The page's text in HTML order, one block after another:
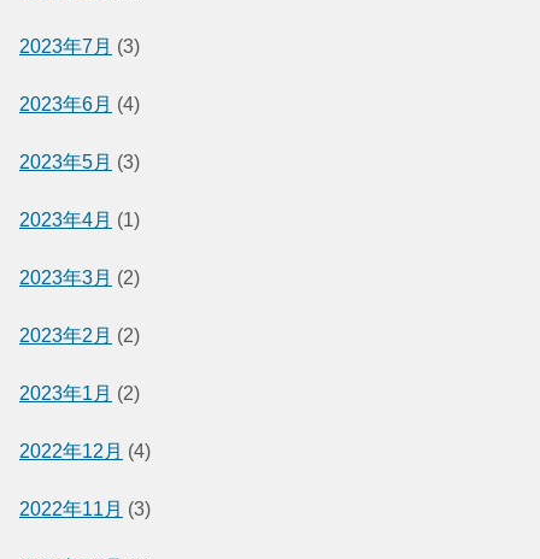
2023年7月 (3)
2023年6月 (4)
2023年5月 (3)
2023年4月 (1)
2023年3月 (2)
2023年2月 (2)
2023年1月 (2)
2022年12月 (4)
2022年11月 (3)